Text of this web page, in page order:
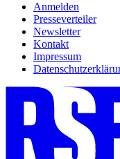
Anmelden
Presseverteiler
Newsletter
Kontakt
Impressum